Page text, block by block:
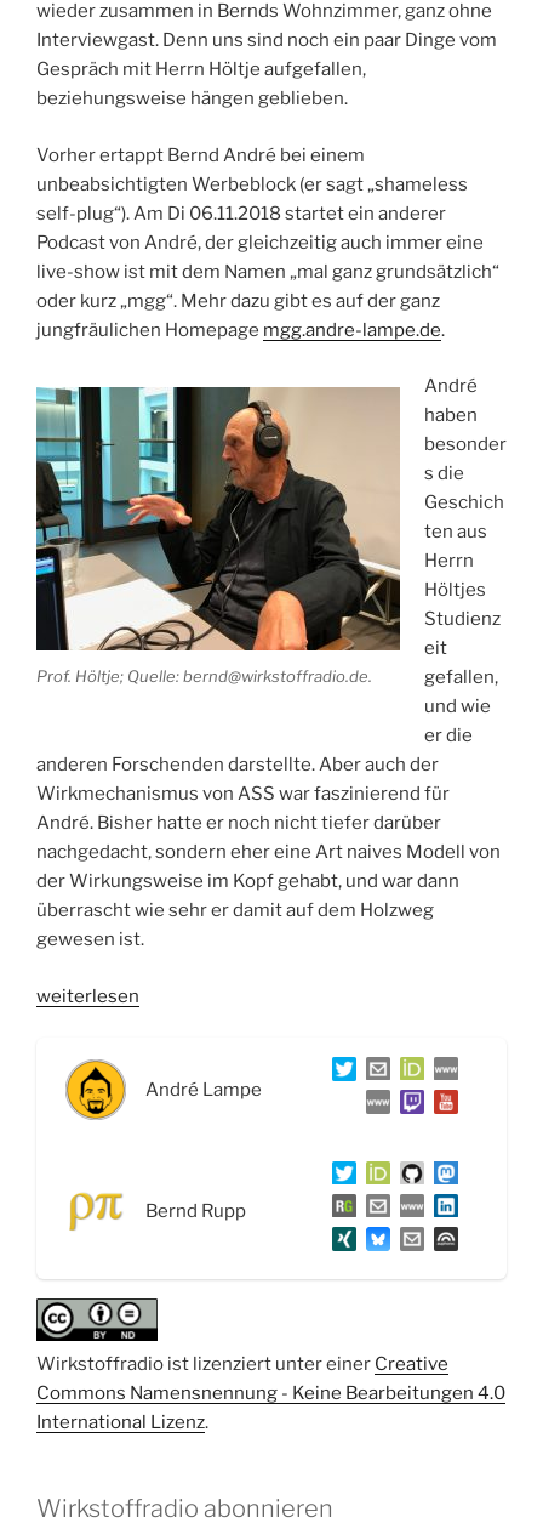
wieder zusammen in Bernds Wohnzimmer, ganz ohne
Interviewgast. Denn uns sind noch ein paar Dinge vom
Gespräch mit Herrn Höltje aufgefallen,
beziehungsweise hängen geblieben.
Vorher ertappt Bernd André bei einem
unbeabsichtigten Werbeblock (er sagt „shameless
self-plug“). Am Di 06.11.2018 startet ein anderer
Podcast von André, der gleichzeitig auch immer eine
live-show ist mit dem Namen „mal ganz grundsätzlich“
oder kurz „mgg“. Mehr dazu gibt es auf der ganz
jungfräulichen Homepage mgg.andre-lampe.de.
Prof. Höltje; Quelle: bernd@wirkstoffradio.de.
André
haben
besonder
s die
Geschich
ten aus
Herrn
Höltjes
Studienz
eit
gefallen,
und wie
er die
anderen Forschenden darstellte. Aber auch der
Wirkmechanismus von ASS war faszinierend für
André. Bisher hatte er noch nicht tiefer darüber
nachgedacht, sondern eher eine Art naives Modell von
der Wirkungsweise im Kopf gehabt, und war dann
überrascht wie sehr er damit auf dem Holzweg
gewesen ist.
„WSR002
Data
Bank
weiterlesen
André Lampe
Bernd Rupp
Wirkstoffradio ist lizenziert unter einer Creative
Commons Namensnennung - Keine Bearbeitungen 4.0
International Lizenz.
Wirkstoffradio abonnieren